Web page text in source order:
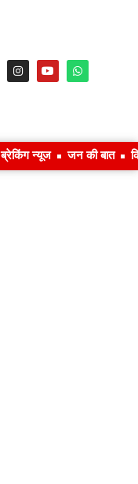
ब्रेकिंग न्यूज जन की बात